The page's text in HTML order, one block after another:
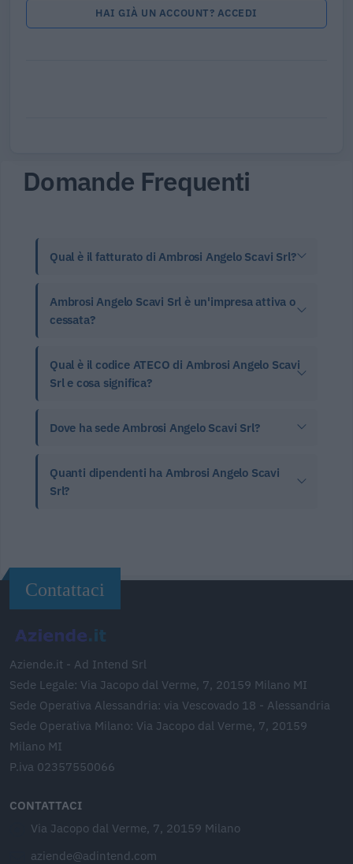
HAI GIÀ UN ACCOUNT? ACCEDI
Domande Frequenti
Qual è il fatturato di Ambrosi Angelo Scavi Srl?
Ambrosi Angelo Scavi Srl è un'impresa attiva o
cessata?
Qual è il codice ATECO di Ambrosi Angelo Scavi
Srl e cosa significa?
Dove ha sede Ambrosi Angelo Scavi Srl?
Quanti dipendenti ha Ambrosi Angelo Scavi
Srl?
Contattaci
Aziende.it - Ad Intend Srl
Sede Legale: Via Jacopo dal Verme, 7, 20159 Milano MI
Sede Operativa Alessandria: via Vescovado 18 - Alessandria
Sede Operativa Milano: Via Jacopo dal Verme, 7, 20159
Milano MI
P.iva 02357550066
CONTATTACI
Via Jacopo dal Verme, 7, 20159 Milano
aziende@adintend.com